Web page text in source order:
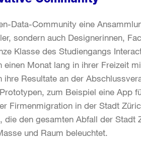
Data-Community eine
sondern auch Designerinnen,
Klasse des Studiengangs
einen Monat lang in ihrer Freizeit
ihre Resultate an der
zum Beispiel eine App
Firmenmigration in der Stadt
die den gesamten Abfall der
und Raum beleuchtet.